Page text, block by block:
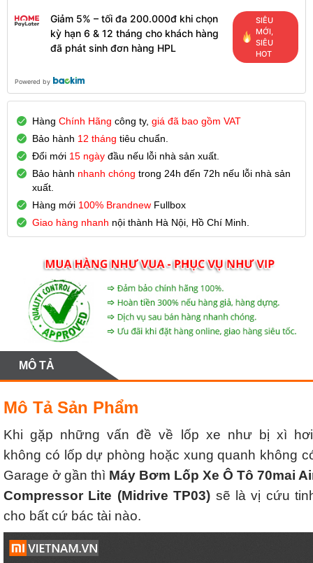
Giảm 5% – tối đa 200.000đ khi chọn
kỳ hạn 6 & 12 tháng cho khách hàng
đã phát sinh đơn hàng HPL
SIÊU
MỚI,
SIÊU
HOT
Powered by
Hàng Chính Hãng công ty, giá đã bao gồm VAT
Bảo hành 12 tháng tiêu chuẩn.
Đổi mới 15 ngày đầu nếu lỗi nhà sản xuất.
Bảo hành nhanh chóng trong 24h đến 72h nếu lỗi nhà sản
xuất.
Hàng mới 100% Brandnew Fullbox
Giao hàng nhanh nội thành Hà Nội, Hồ Chí Minh.
MÔ TẢ
Mô Tả Sản Phẩm
Khi gặp những vấn đề về lốp xe như bị xì
không có lốp dự phòng hoặc xung quanh không
Garage ở gần thì Máy Bơm Lốp Xe Ô Tô 70mai
Compressor Lite (Midrive TP03) sẽ là vị cứu
cho bất cứ bác tài nào.